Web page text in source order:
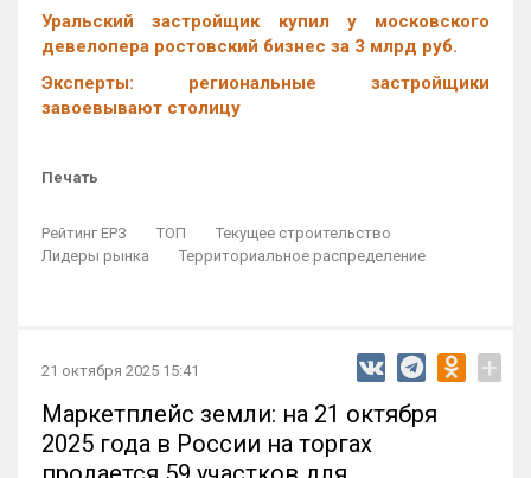
Уральский застройщик купил у московского
девелопера ростовский бизнес за 3 млрд руб.
Эксперты: региональные застройщики
завоевывают столицу
Печать
Рейтинг ЕРЗ ТОП
Текущее строительство
Лидеры рынка
Территориальное распределение
21 октября 2025 15:41 +
Маркетплейс земли: на 21 октября
2025 года в России на торгах